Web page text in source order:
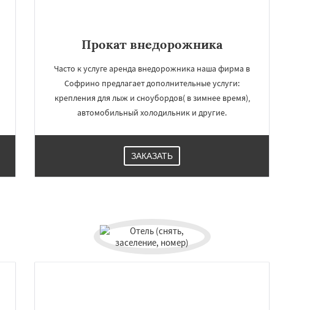
Прокат внедорожника
Часто к услуге аренда внедорожника наша фирма в
Софрино предлагает дополнительные услуги:
крепления для лыж и сноубордов( в зимнее время),
автомобильный холодильник и другие.
ЗАКАЗАТЬ